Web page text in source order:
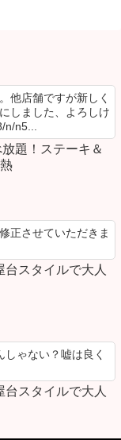
他店舗ですが新しく
しました、よろしけ
n5...
題！ステーキ＆
正させていただきま
スタイルで大人
しゃない？嘘は良く
スタイルで大人